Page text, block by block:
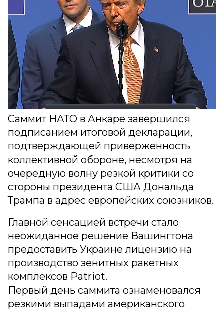
Саммит НАТО в Анкаре завершился
подписанием итоговой декларации,
подтверждающей приверженность
коллективной обороне, несмотря на
очередную волну резкой критики со
стороны президента США Дональда
Трампа в адрес европейских союзников.
Главной сенсацией встречи стало
неожиданное решение Вашингтона
предоставить Украине лицензию на
производство зенитных ракетных
комплексов Patriot.
Первый день саммита ознаменовался
резкими выпадами американского